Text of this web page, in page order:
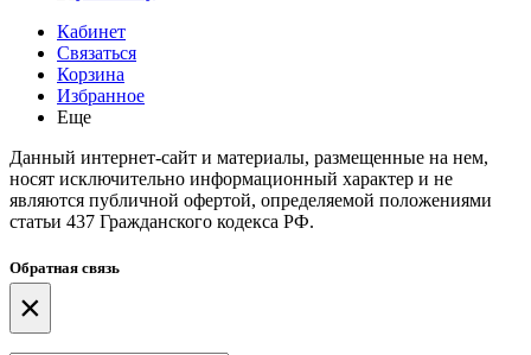
Кабинет
Связаться
Корзина
Избранное
Еще
Данный интернет-сайт и материалы, размещенные на нем,
носят исключительно информационный характер и не
являются публичной офертой, определяемой положениями
статьи 437 Гражданского кодекса РФ.
Обратная связь
×